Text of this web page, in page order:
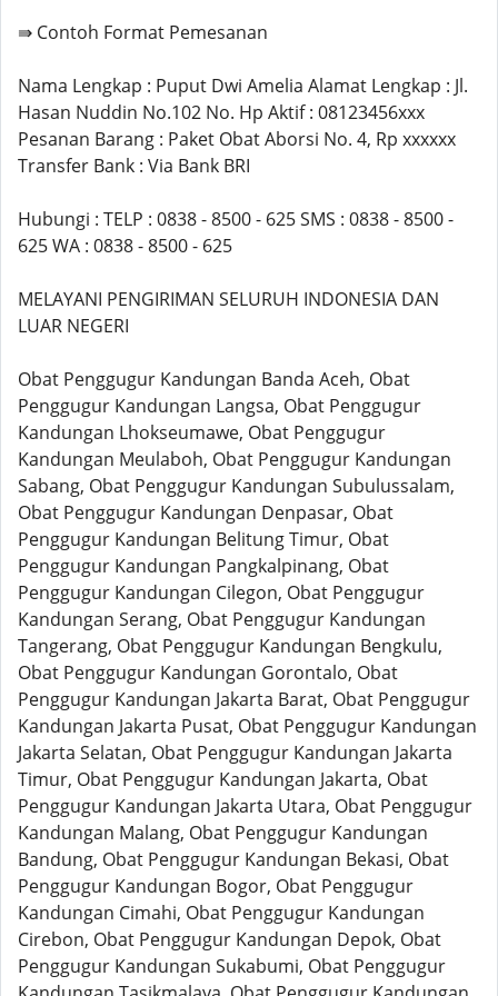
⇛ Contoh Format Pemesanan
Nama Lengkap : Puput Dwi Amelia Alamat Lengkap : Jl.
Hasan Nuddin No.102 No. Hp Aktif : 08123456xxx
Pesanan Barang : Paket Obat Aborsi No. 4, Rp xxxxxx
Transfer Bank : Via Bank BRI
Hubungi : TELP : 0838 - 8500 - 625 SMS : 0838 - 8500 -
625 WA : 0838 - 8500 - 625
MELAYANI PENGIRIMAN SELURUH INDONESIA DAN
LUAR NEGERI
Obat Penggugur Kandungan Banda Aceh, Obat
Penggugur Kandungan Langsa, Obat Penggugur
Kandungan Lhokseumawe, Obat Penggugur
Kandungan Meulaboh, Obat Penggugur Kandungan
Sabang, Obat Penggugur Kandungan Subulussalam,
Obat Penggugur Kandungan Denpasar, Obat
Penggugur Kandungan Belitung Timur, Obat
Penggugur Kandungan Pangkalpinang, Obat
Penggugur Kandungan Cilegon, Obat Penggugur
Kandungan Serang, Obat Penggugur Kandungan
Tangerang, Obat Penggugur Kandungan Bengkulu,
Obat Penggugur Kandungan Gorontalo, Obat
Penggugur Kandungan Jakarta Barat, Obat Penggugur
Kandungan Jakarta Pusat, Obat Penggugur Kandungan
Jakarta Selatan, Obat Penggugur Kandungan Jakarta
Timur, Obat Penggugur Kandungan Jakarta, Obat
Penggugur Kandungan Jakarta Utara, Obat Penggugur
Kandungan Malang, Obat Penggugur Kandungan
Bandung, Obat Penggugur Kandungan Bekasi, Obat
Penggugur Kandungan Bogor, Obat Penggugur
Kandungan Cimahi, Obat Penggugur Kandungan
Cirebon, Obat Penggugur Kandungan Depok, Obat
Penggugur Kandungan Sukabumi, Obat Penggugur